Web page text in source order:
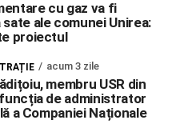
cu gaz va fi
ale comunei Unirea:
proiectul
acum 3 zile
membru USR din
de administrator
a Companiei Naționale